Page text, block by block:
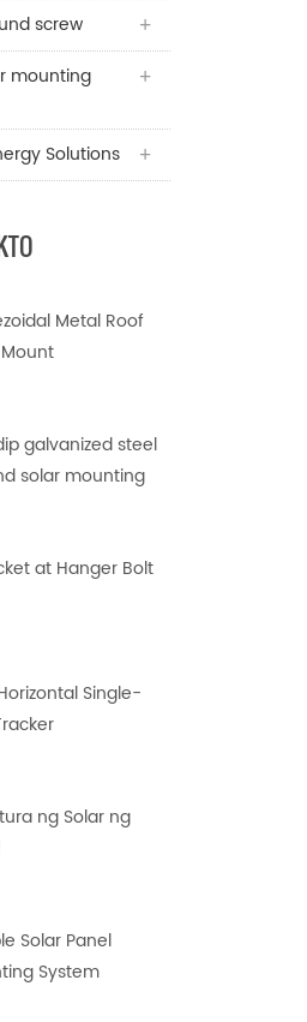
screw
mounting
Solutions
Metal Roof
galvanized steel
solar mounting
at Hanger Bolt
Single-
ng Solar ng
Solar Panel
System